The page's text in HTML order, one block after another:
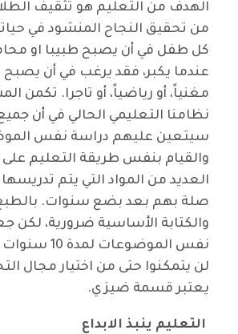
الهدف من التعليم هو تثقيف
من تحقيق النجاح المنشود في
كل طفل في أن يصبح طبيبا او
عندما يكبر، فقد يرغب في أن يصبح
مغنياً، أو رياضياً، أو تاجرا. تكمن
نظامنا التعليمي الحالي في أن
سيتعين عليهم دراسة نفس
والقيام بنفس طريقة التعليم على
العديد من المواد التي يتم
صلة بهم بعد بضع سنوات.
والكتابة الأساسية ضرورية، لكن
نفس
لن يتمكنوا حتى من اختيار مجال
يعتبر قسمة ضيزي.
التعليم ينبذ الابداع